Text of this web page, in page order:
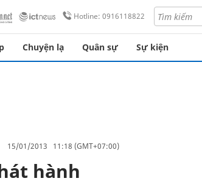
Hotline: 0916118822
Chuyện lạ Quân sự Sự kiện
15/01/2013 11:18 (GMT+07:00)
hành